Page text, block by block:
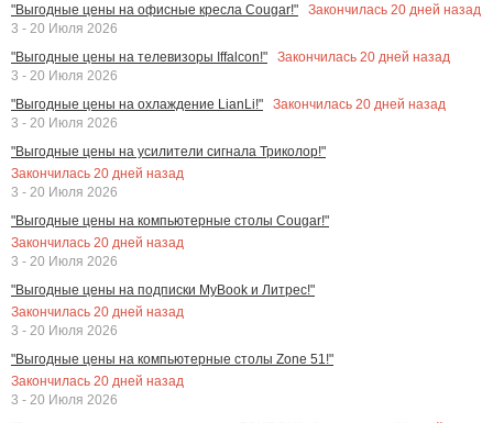
"Выгодные цены на офисные кресла Cougar!" Закончилась 20 дней назад
3 - 20 Июля 2026
"Выгодные цены на телевизоры Iffalcon!"
Закончилась 20 дней назад
3 - 20 Июля 2026
"Выгодные цены на охлаждение LianLi!"
Закончилась 20 дней назад
3 - 20 Июля 2026
"Выгодные цены на усилители сигнала Триколор!"
Закончилась 20 дней назад
3 - 20 Июля 2026
"Выгодные цены на компьютерные столы Cougar!"
Закончилась 20 дней назад
3 - 20 Июля 2026
"Выгодные цены на подписки MyBook и Литрес!"
Закончилась 20 дней назад
3 - 20 Июля 2026
"Выгодные цены на компьютерные столы Zone 51!"
Закончилась 20 дней назад
3 - 20 Июля 2026